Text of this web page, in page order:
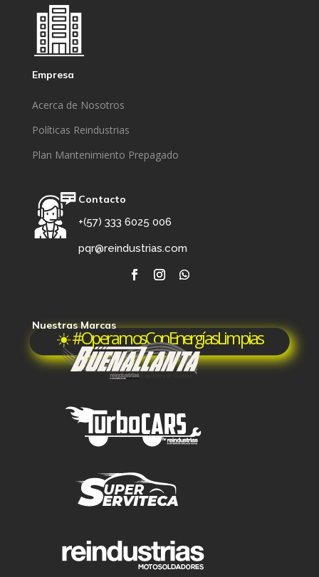
Empresa
Acerca de Nosotros
Políticas Reindustrias
Plan Mantenimiento Prepagado
Contacto
+(57) 333 6025 006
pqr@reindustrias.com
☀️ #OperamosConEnergíasLimpias
Nuestras Marcas